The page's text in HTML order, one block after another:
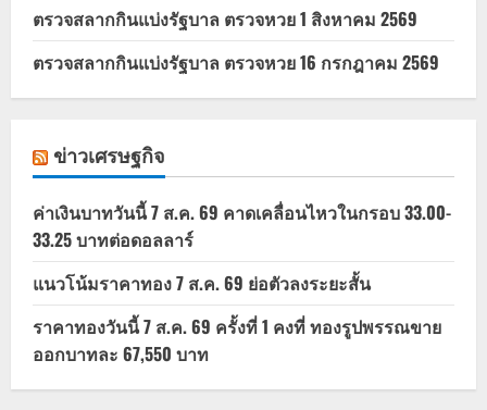
ตรวจสลากกินแบ่งรัฐบาล ตรวจหวย 1 สิงหาคม 2569
ตรวจสลากกินแบ่งรัฐบาล ตรวจหวย 16 กรกฎาคม 2569
ข่าวเศรษฐกิจ
ค่าเงินบาทวันนี้ 7 ส.ค. 69 คาดเคลื่อนไหวในกรอบ 33.00-
33.25 บาทต่อดอลลาร์
แนวโน้มราคาทอง 7 ส.ค. 69 ย่อตัวลงระยะสั้น
ราคาทองวันนี้ 7 ส.ค. 69 ครั้งที่ 1 คงที่ ทองรูปพรรณขาย
ออกบาทละ 67,550 บาท